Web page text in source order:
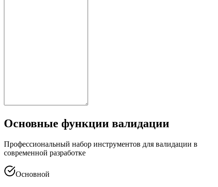
Основные функции валидации
Профессиональный набор инструментов для валидации в
современной разработке
Основной